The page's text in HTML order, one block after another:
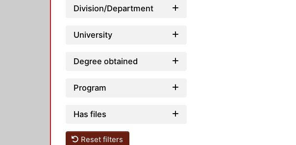
Division/Department
University
Degree obtained
Program
Has files
Reset filters